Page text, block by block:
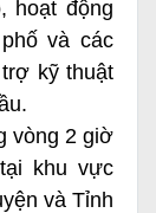
hoạt động
và các
kỹ thuật
vòng 2 giờ
khu vực
và Tỉnh